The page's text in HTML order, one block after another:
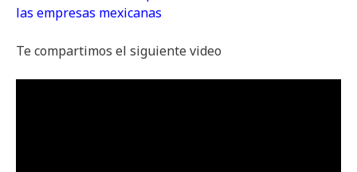
las empresas mexicanas
Te compartimos el siguiente video